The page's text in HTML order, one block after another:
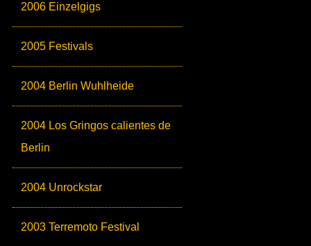
2006 Einzelgigs
2005 Festivals
2004 Berlin Wuhlheide
2004 Los Gringos calientes de
Berlin
2004 Unrockstar
2003 Terremoto Festival